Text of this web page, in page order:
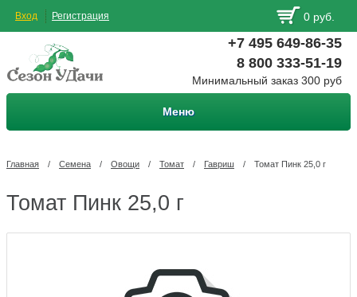
Вход Регистрация 0 руб.
+7 495 649-86-35
8 800 333-51-19
Минимальный заказ 300 руб
Меню
Главная / Семена / Овощи / Томат / Гавриш / Томат Пинк 25,0 г
Томат Пинк 25,0 г